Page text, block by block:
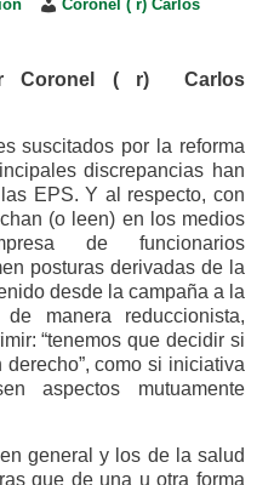
Coronel ( r) Carlos
Coronel ( r) Carlos
suscitados por la reforma
discrepancias han
EPS. Y al respecto, con
(o leen) en los medios
de funcionarios
posturas derivadas de la
desde la campaña a la
manera reduccionista,
“tenemos que decidir si
como si iniciativa
aspectos mutuamente
general y los de la salud
que de una u otra forma